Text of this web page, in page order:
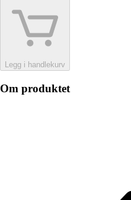
Legg i handlekurv
Om produktet